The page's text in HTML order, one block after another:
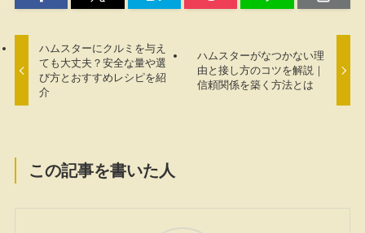
ハムスターにクルミを与え
ても大丈夫？安全な量や選
び方とおすすめレシピを紹
介
ハムスターがなつかない理
由と接し方のコツを解説｜
信頼関係を築く方法とは
この記事を書いた人